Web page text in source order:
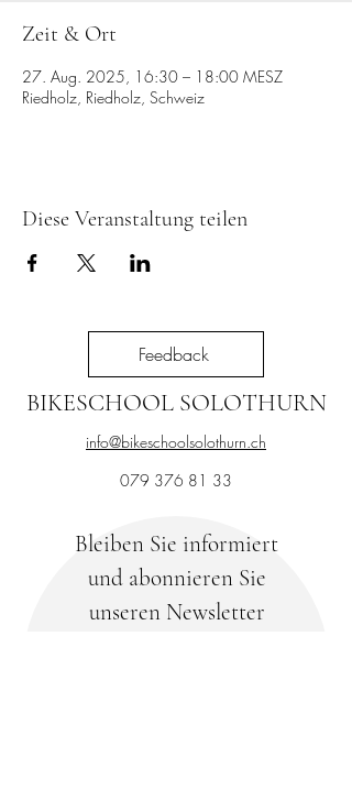
Zeit & Ort
27. Aug. 2025, 16:30 – 18:00 MESZ
Riedholz, Riedholz, Schweiz
Diese Veranstaltung teilen
Feedback
BIKESCHOOL SOLOTHURN
info@bikeschoolsolothurn.ch
079 376 81 33
Bleiben Sie informiert
und abonnieren Sie
unseren Newsletter